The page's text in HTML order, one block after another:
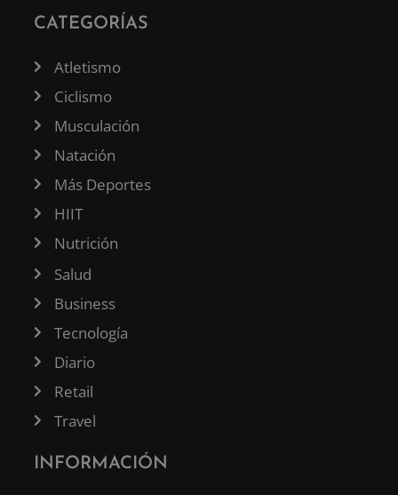
CATEGORÍAS
Atletismo
Ciclismo
Musculación
Natación
Más Deportes
HIIT
Nutrición
Salud
Business
Tecnología
Diario
Retail
Travel
INFORMACIÓN